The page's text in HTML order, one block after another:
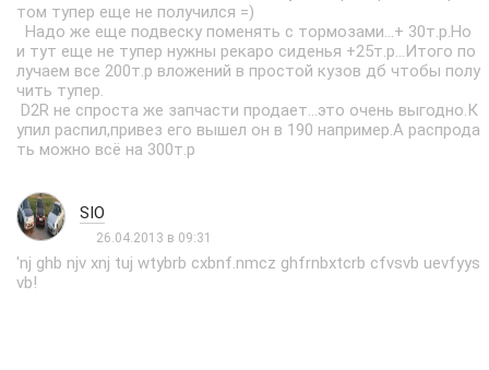
том тупер еще не получился =)
Надо же еще подвеску поменять с тормозами...+ 30т.р.Но
и тут еще не тупер нужны рекаро сиденья +25т.р...Итого по
лучаем все 200т.р вложений в простой кузов дб чтобы полу
чить тупер.
D2R не спроста же запчасти продает...это очень выгодно.К
упил распил,привез его вышел он в 190 например.А распрода
ть можно всё на 300т.р
SIO
26.04.2013 в 09:31
'nj ghb njv xnj tuj wtybrb cxbnf.nmcz ghfrnbxtcrb cfvsvb uevfyys
vb!